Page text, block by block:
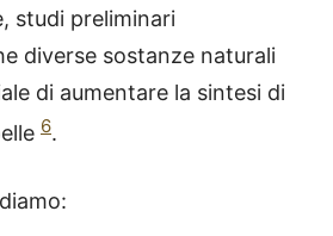
studi preliminari
diverse sostanze naturali
di aumentare la sintesi di
6.